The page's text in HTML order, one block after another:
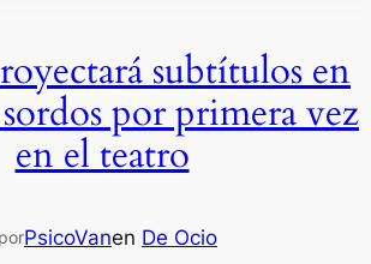
subtítulos en
sordos por primera vez
en el teatro
porPsicoVanen De Ocio